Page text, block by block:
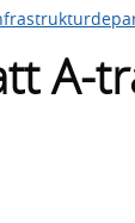
med
A-